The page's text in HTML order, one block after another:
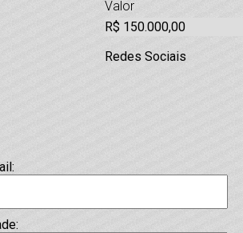
Valor
R$ 150.000,00
Redes Sociais